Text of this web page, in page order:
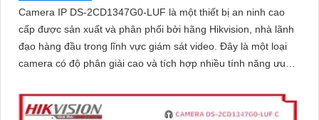
Camera IP DS-2CD1347G0-LUF là một thiết bị an ninh cao
cấp được sản xuất và phân phối bởi hãng Hikvision, nhà lãnh
đạo hàng đầu trong lĩnh vực giám sát video. Đây là một loại
camera có độ phân giải cao và tích hợp nhiều tính năng ưu